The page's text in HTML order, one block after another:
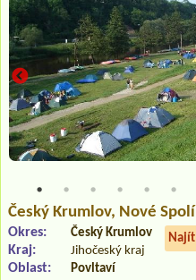
Český Krumlov, Nové
Okres: Český Krumlov
Kraj: Jihočeský kraj
Oblast: Povltaví